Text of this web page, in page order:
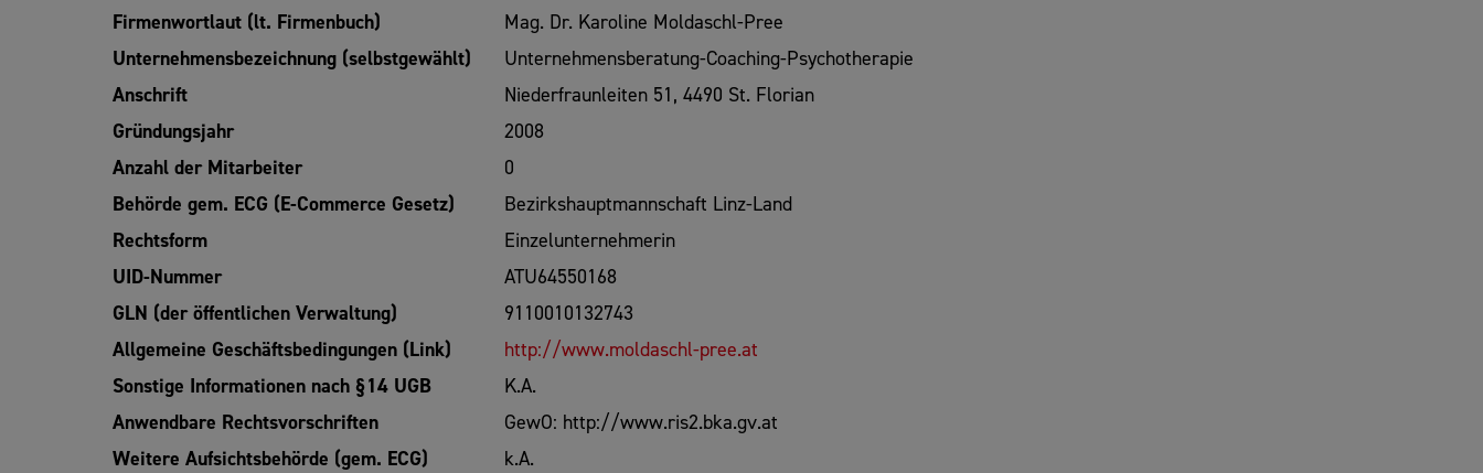
Firmenwortlaut (lt. Firmenbuch)
Mag. Dr. Karoline Moldaschl-Pree
Unternehmensbezeichnung (selbstgewählt)
Unternehmensberatung-Coaching-Psychotherapie
Anschrift
Niederfraunleiten 51, 4490 St. Florian
Gründungsjahr
2008
Anzahl der Mitarbeiter
0
Behörde gem. ECG (E-Commerce Gesetz)
Bezirkshauptmannschaft Linz-Land
Rechtsform
Einzelunternehmerin
UID-Nummer
ATU64550168
GLN (der öffentlichen Verwaltung)
9110010132743
Allgemeine Geschäftsbedingungen (Link)
http://www.moldaschl-pree.at
Sonstige Informationen nach §14 UGB
K.A.
Anwendbare Rechtsvorschriften
GewO: http://www.ris2.bka.gv.at
Weitere Aufsichtsbehörde (gem. ECG)
k.A.